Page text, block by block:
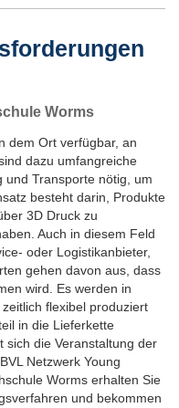
Worms
dem Ort verfügbar, an
dazu umfangreiche
und Transporte nötig, um
besteht darin, Produkte
3D Druck zu
Auch in diesem Feld
oder Logistikanbieter,
gehen davon aus, dass
wird. Es werden in
flexibel produziert
in die Lieferkette
sich die Veranstaltung der
Netzwerk Young
Worms erhalten Sie
und bekommen